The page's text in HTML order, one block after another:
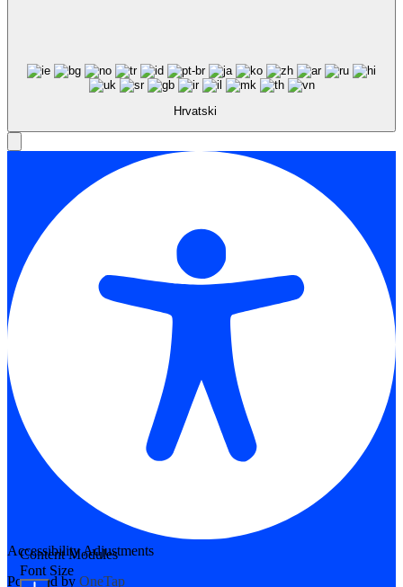
Hrvatski
Accessibility Adjustments
Powered by OneTap
Content Modules
Font Size